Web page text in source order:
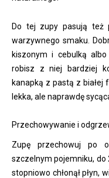
Do tej zupy pasują też
warzywnego smaku.
kiszonym i cebulką
robisz z niej bardziej
kanapką z pastą z białej
lekka, ale naprawdę
Przechowywanie i
Zupę przechowuj po
szczelnym pojemniku, do
stopniowo chłonął płyn,